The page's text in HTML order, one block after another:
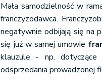
Mała samodzielność w
franczyzodawca.
negatywnie odbijają się na
się już w samej umowie
klauzule - np. dotyczące
odsprzedania prowadzonej